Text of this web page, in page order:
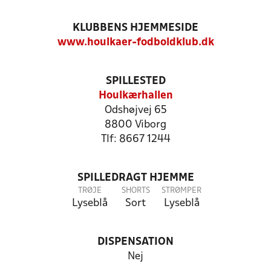
KLUBBENS HJEMMESIDE
www.houlkaer-fodboldklub.dk
SPILLESTED
Houlkærhallen
Odshøjvej 65
8800 Viborg
Tlf: 8667 1244
SPILLEDRAGT HJEMME
TRØJE
Lyseblå
SHORTS
Sort
STRØMPER
Lyseblå
DISPENSATION
Nej